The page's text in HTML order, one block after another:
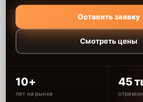
Оставить заявку
Смотреть цены
10+
лет на рынке
45